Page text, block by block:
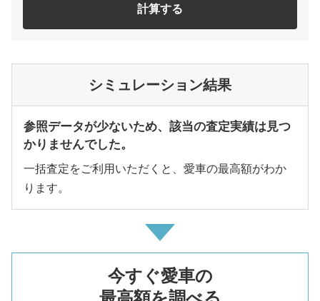
計算する
シミュレーション結果
参照データが少ないため、該当の査定実績は見つ
かりませんでした。
一括査定をご利用いただくと、愛車の最高額がわか
ります。
今すぐ愛車の